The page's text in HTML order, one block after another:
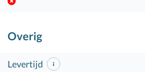
Overig
Levertijd